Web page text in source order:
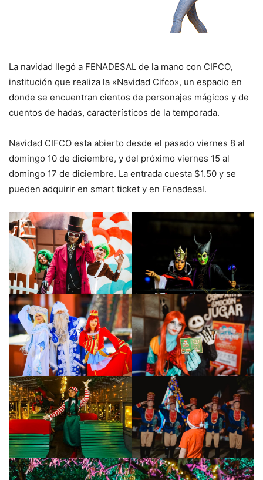
La navidad llegó a FENADESAL de la mano con CIFCO,
institución que realiza la «Navidad Cifco», un espacio en
donde se encuentran cientos de personajes mágicos y de
cuentos de hadas, característicos de la temporada.
Navidad CIFCO esta abierto desde el pasado viernes 8 al
domingo 10 de diciembre, y del próximo viernes 15 al
domingo 17 de diciembre. La entrada cuesta $1.50 y se
pueden adquirir en smart ticket y en Fenadesal.